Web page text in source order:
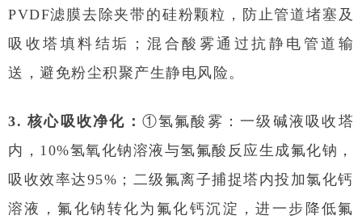
PVDF滤膜去除夹带的硅粉颗粒，防止管道堵塞及
吸收塔填料结垢；混合酸雾通过抗静电管道输
送，避免粉尘积聚产生静电风险。
3. 核心吸收净化： ①氢氟酸雾：一级碱液吸收塔
内，10%氢氧化钠溶液与氢氟酸反应生成氟化钠，
吸收效率达95%；二级氟离子捕捉塔内投加氯化钙
溶液，氟化钠转化为氟化钙沉淀，进一步降低氟